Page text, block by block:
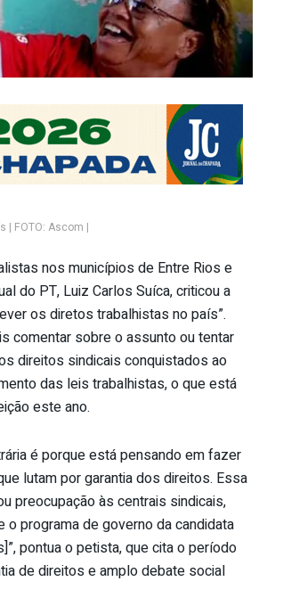
| FOTO: Ascom |
nos municípios de Entre Rios e
do PT, Luiz Carlos Suíca, criticou a
os diretos trabalhistas no país”.
comentar sobre o assunto ou tentar
direitos sindicais conquistados ao
das leis trabalhistas, o que está
este ano.
é porque está pensando em fazer
lutam por garantia dos direitos. Essa
preocupação às centrais sindicais,
programa de governo da candidata
pontua o petista, que cita o período
de direitos e amplo debate social